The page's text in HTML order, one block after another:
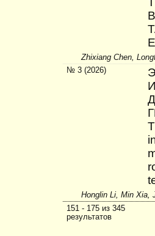
Zhixiang Chen,
№ 3 (2026)
Honglin Li, Min Xia,
151 - 175 из 345
результатов